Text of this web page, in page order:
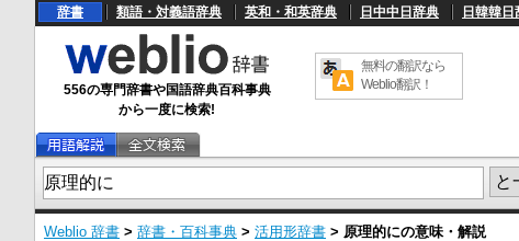
辞書 類語・対義語辞典 英和・和英辞典 日中中日辞典 日韓韓日
556の専門辞書や国語辞典百科事典
から一度に検索!
無料の翻訳なら
Weblio翻訳！
Weblio 辞書 > 辞書・百科事典 > 活用形辞書 > 原理的にの意味・解説